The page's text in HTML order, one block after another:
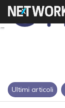
Ultimi articoli